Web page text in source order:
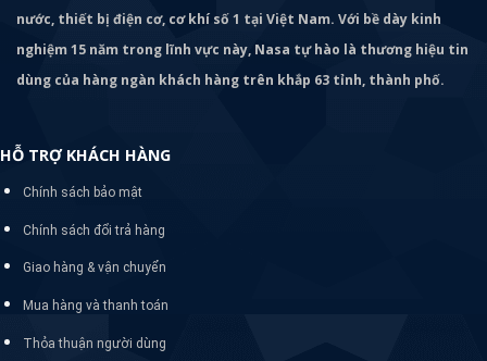
nước, thiết bị điện cơ, cơ khí số 1 tại Việt Nam. Với bề dày kinh
nghiệm 15 năm trong lĩnh vực này, Nasa tự hào là thương hiệu tin
dùng của hàng ngàn khách hàng trên khắp 63 tỉnh, thành phố.
HỖ TRỢ KHÁCH HÀNG
Chính sách bảo mật
Chính sách đổi trả hàng
Giao hàng & vận chuyển
Mua hàng và thanh toán
Thỏa thuận người dùng